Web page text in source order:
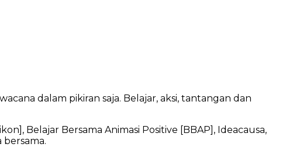
dalam pikiran saja. Belajar, aksi, tantangan dan
Belajar Bersama Animasi Positive [BBAP], Ideacausa,